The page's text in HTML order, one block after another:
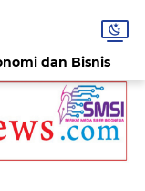
dan Bisnis